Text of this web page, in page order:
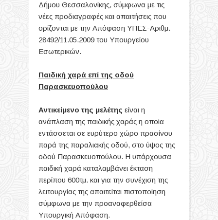
Δήμου Θεσσαλονίκης, σύμφωνα με τις
νέες προδιαγραφές και απαιτήσεις που
ορίζονται με την Απόφαση ΥΠΕΣ-Αριθμ.
28492/11.05.2009 του Υπουργείου
Εσωτερικών.
Παιδική χαρά επί της οδού
Παρασκευοπούλου
Αντικείμενο της μελέτης είναι η
ανάπλαση της παιδικής χαράς η οποία
εντάσσεται σε ευρύτερο χώρο πρασίνου
παρά της παραλιακής οδού, στο ύψος της
οδού Παρασκευοπούλου. Η υπάρχουσα
παιδική χαρά καταλαμβάνει έκταση
περίπου 600τμ. και για την συνέχιση της
λειτουργίας της απαιτείται πιστοποίηση
σύμφωνα με την προαναφερθείσα
Υπουργική Απόφαση.